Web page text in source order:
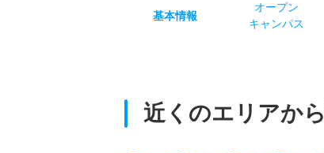
基本情報
オープン
キャンパス
近くのエリアから